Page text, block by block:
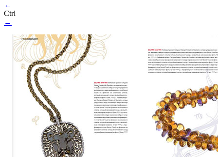
←
Ctrl
→